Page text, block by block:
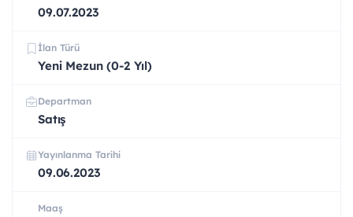
09.07.2023
İlan Türü
Yeni Mezun (0-2 Yıl)
Departman
Satış
Yayınlanma Tarihi
09.06.2023
Maaş